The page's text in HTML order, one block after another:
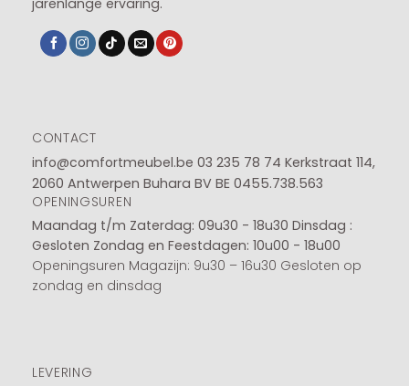
CONTACT
info@comfortmeubel.be 03 235 78 74 Kerkstraat 114,
2060 Antwerpen Buhara BV BE 0455.738.563
OPENINGSUREN
Maandag t/m Zaterdag: 09u30 - 18u30 Dinsdag :
Gesloten Zondag en Feestdagen: 10u00 - 18u00
Openingsuren Magazijn: 9u30 – 16u30 Gesloten op
zondag en dinsdag
LEVERING